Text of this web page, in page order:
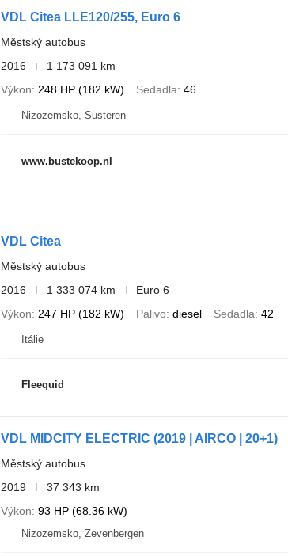
VDL Citea LLE120/255, Euro 6
Městský autobus
2016
1 173 091 km
Výkon
248 HP (182 kW) Sedadla 46
Nizozemsko, Susteren
www.bustekoop.nl
VDL Citea
Městský autobus
2016
1 333 074 km
Euro 6
Výkon
247 HP (182 kW) Palivo diesel Sedadla 42
Itálie
Fleequid
VDL MIDCITY ELECTRIC (2019 | AIRCO | 20+1)
Městský autobus
2019
37 343 km
Výkon 93 HP (68.36 kW)
Nizozemsko, Zevenbergen